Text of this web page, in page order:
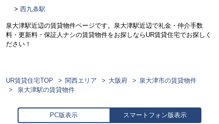
西九条駅
泉大津駅近辺の賃貸物件ページです。泉大津駅近辺で礼金・仲介手数
料・更新料・保証人ナシの賃貸物件をお探しならUR賃貸住宅でお探しく
ださい！
UR賃貸住宅TOP 関西エリア 大阪府
泉大津市の賃貸物件
泉大津駅の賃貸物件
PC版表示 スマートフォン版表示